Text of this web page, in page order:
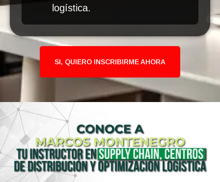
logística.
SI, QUIERO INSCRIBIRME AHORA